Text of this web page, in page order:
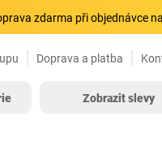
zdarma při objednávce
Doprava a platba
Zobrazit slevy